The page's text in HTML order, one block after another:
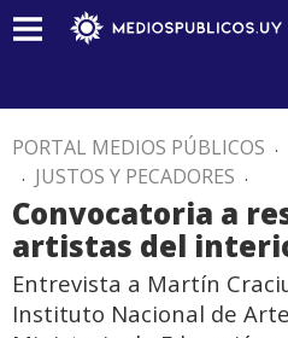
PORTAL MEDIOS PÚBLICOS .
. JUSTOS Y PECADORES .
Convocatoria a
artistas del
Entrevista a Martín
Instituto Nacional de